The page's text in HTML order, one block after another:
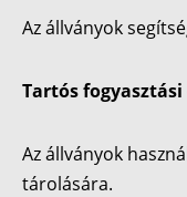
Az állványok
Tartós
Az állványok
tárolására.